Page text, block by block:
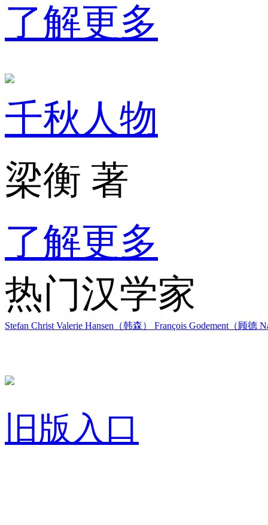
了解更多
千秋人物
梁衡 著
了解更多
热门汉学家
Stefan Christ Valerie Hansen（韩森） François Godement（顾德
旧版入口